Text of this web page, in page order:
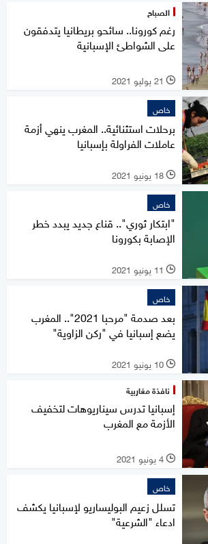
الصباح
رغم كورونا.. سائحو بريطانيا يتدفقون
على الشواطئ الإسبانية
l 21 يوليو 2021
خاص
برحلات استثنائية.. المغرب ينهي أزمة
عاملات الفراولة بإسبانيا
l 18 يونيو 2021
خاص
"ابتكار ثوري".. قناع جديد يبدد خطر
الإصابة بكورونا
l 11 يونيو 2021
خاص
بعد صدمة "مرحبا 2021".. المغرب
يضع إسبانيا في "ركن الزاوية"
l 10 يونيو 2021
نافذة مغاربية
إسبانيا تدرس سيناريوهات لتخفيف
الأزمة مع المغرب
l 4 يونيو 2021
خاص
تسلل زعيم البوليساريو لإسبانيا يكشف
ادعاء "الشرعية"